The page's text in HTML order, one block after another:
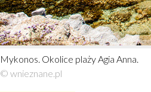
Mykonos. Okolice plaży Agia Anna.
© wnieznane.pl